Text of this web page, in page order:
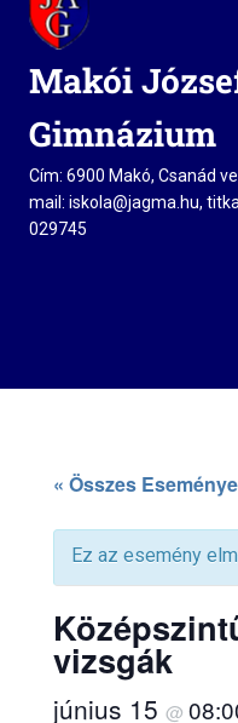
content
Makói
Gimnázium
Cím: 6900 Makó, Csanád
mail: iskola@jagma.hu,
029745
« Összes
Ez az esemény
vizsgák
június 15 @